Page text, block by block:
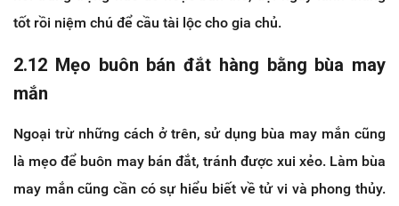
tốt rồi niệm chú để cầu tài lộc cho gia chủ.
2.12 Mẹo buôn bán đắt hàng bằng bùa may
mắn
Ngoại trừ những cách ở trên, sử dụng bùa may mắn cũng
là mẹo để buôn may bán đắt, tránh được xui xẻo. Làm bùa
may mắn cũng cần có sự hiểu biết về tử vi và phong thủy.